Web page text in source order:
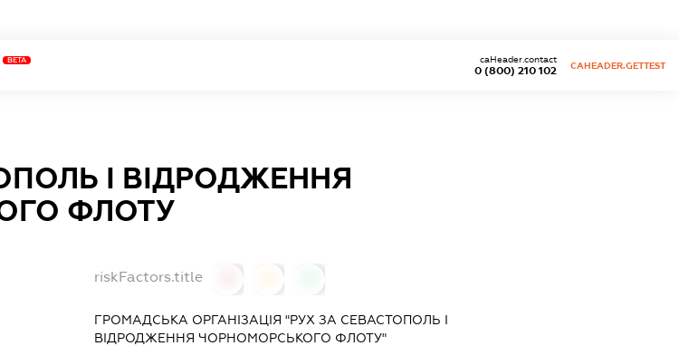
BETA
0 (800) 210 102
caHeader.contact
CAHEADER.GETTEST
І ВІДРОДЖЕННЯ
ФЛОТУ
riskFactors.title
ГРОМАДСЬКА ОРГАНІЗАЦІЯ "РУХ ЗА СЕВАСТОПОЛЬ І
ВІДРОДЖЕННЯ ЧОРНОМОРСЬКОГО ФЛОТУ"